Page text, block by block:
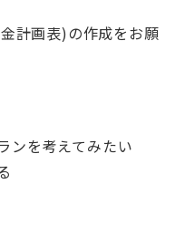
計画表)の作成をお願
ンを考えてみたい